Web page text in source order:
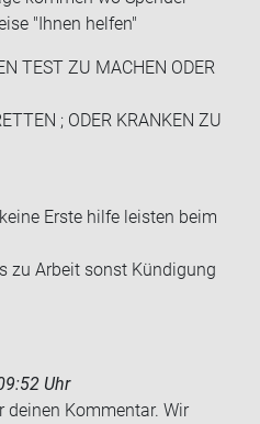
"Ihnen hel­fen"
TEST ZU MA­CHEN ODER
; ODER KRAN­KEN ZU
Erste hilfe leis­ten beim
zu Ar­beit sonst Kün­di­gung
Uhr
deinen Kommentar. Wir